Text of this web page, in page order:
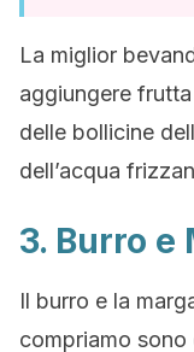
La miglior
aggiungere
delle bollicine
dell’acqua
3. Burro e
Il burro e la
compriamo